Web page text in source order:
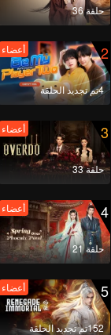
حلقة 36
2
4تم تجديد الحلقة
أعضاء
3
حلقة 33
أعضاء
4
حلقة 21
أعضاء
5
152تم تجديد الحلقة
أعضاء